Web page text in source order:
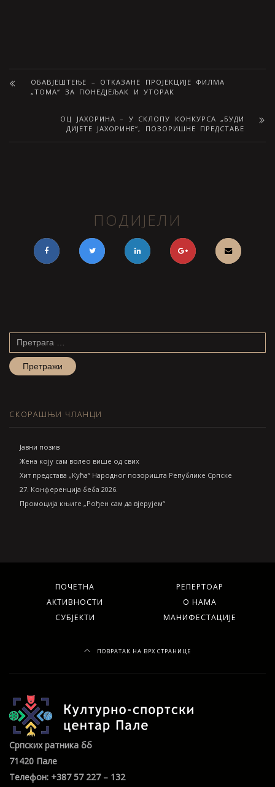
ОБАВЈЕШТЕЊЕ – ОТКАЗАНЕ ПРОЈЕКЦИЈЕ ФИЛМА
„ТОМА“ ЗА ПОНЕДЈЕЉАК И УТОРАК
ОЦ ЈАХОРИНА – У СКЛОПУ КОНКУРСА „БУДИ
ДИЈЕТЕ ЈАХОРИНЕ“, ПОЗОРИШНЕ ПРЕДСТАВЕ
ПОДИЈЕЛИ
Претрага
СКОРАШЊИ ЧЛАНЦИ
Jавни позив
Жена коју сам волео више од свих
Хит представа „Кућа“ Народног позоришта Републике Српске
27. Конференција беба 2026.
Промоција књиге „Рођен сам да вјерујем“
ПОЧЕТНА
РЕПЕРТОАР
АКТИВНОСТИ
О НАМА
СУБЈЕКТИ
МАНИФЕСТАЦИЈЕ
ПОВРАТАК НА ВРХ СТРАНИЦЕ
Српских ратника бб
71420 Пале
Телефон: +387 57 227 – 132